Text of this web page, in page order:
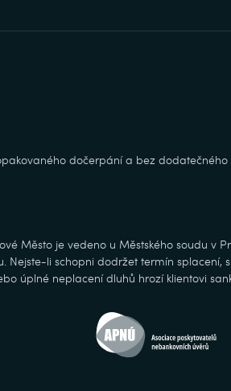
dočerpání a bez dodatečného
Město je vedeno u Městského soudu v
Nejste-li schopni dodržet termín splacení,
úplné neplacení dluhů hrozí klientovi